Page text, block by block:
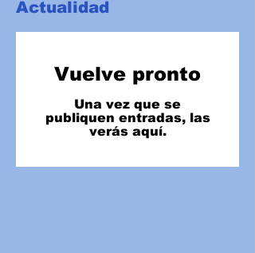
Actualidad
Vuelve pronto
Una vez que se
publiquen entradas, las
verás aquí.